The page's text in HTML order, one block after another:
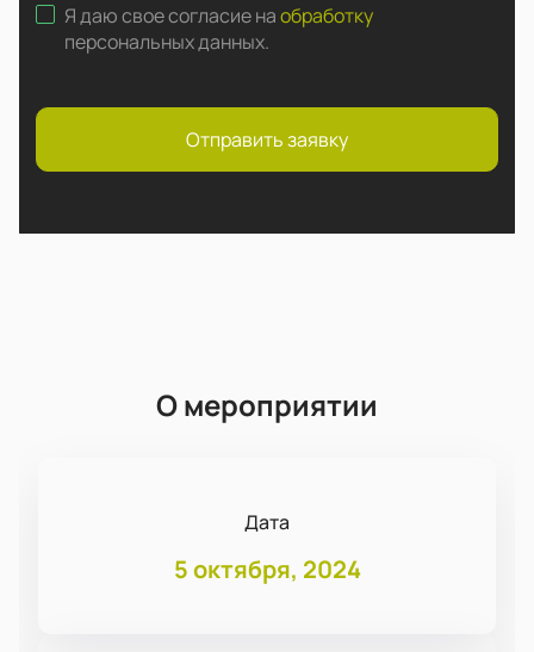
Я даю свое согласие наобработку
персональных данных.
Отправить заявку
О мероприятии
Дата
5 октября, 2024